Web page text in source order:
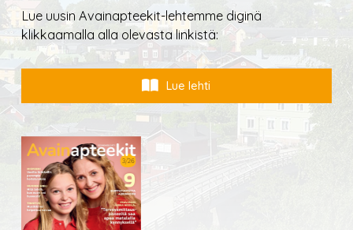
Lue uusin Avainapteekit-lehtemme diginä
klikkaamalla alla olevasta linkistä:
Lue lehti